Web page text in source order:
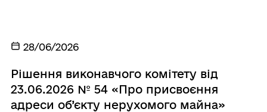
28/06/2026
Рішення виконавчого комітету від
23.06.2026 № 54 «Про присвоєння
адреси об’єкту нерухомого майна»